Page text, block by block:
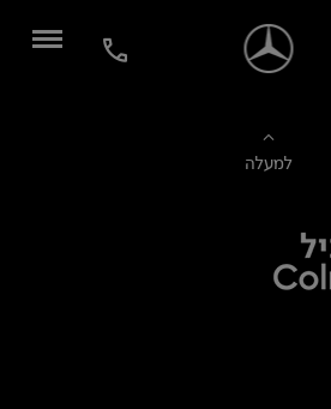
למעלה